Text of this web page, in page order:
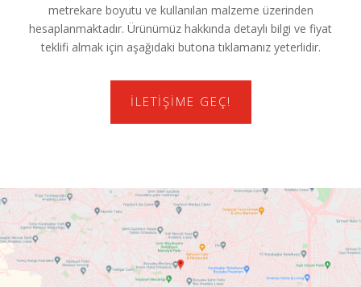
metrekare boyutu ve kullanılan malzeme üzerinden
hesaplanmaktadır. Ürünümüz hakkında detaylı bilgi ve fiyat
teklifi almak için aşağıdaki butona tıklamanız yeterlidir.
İLETIŞIME GEÇ!